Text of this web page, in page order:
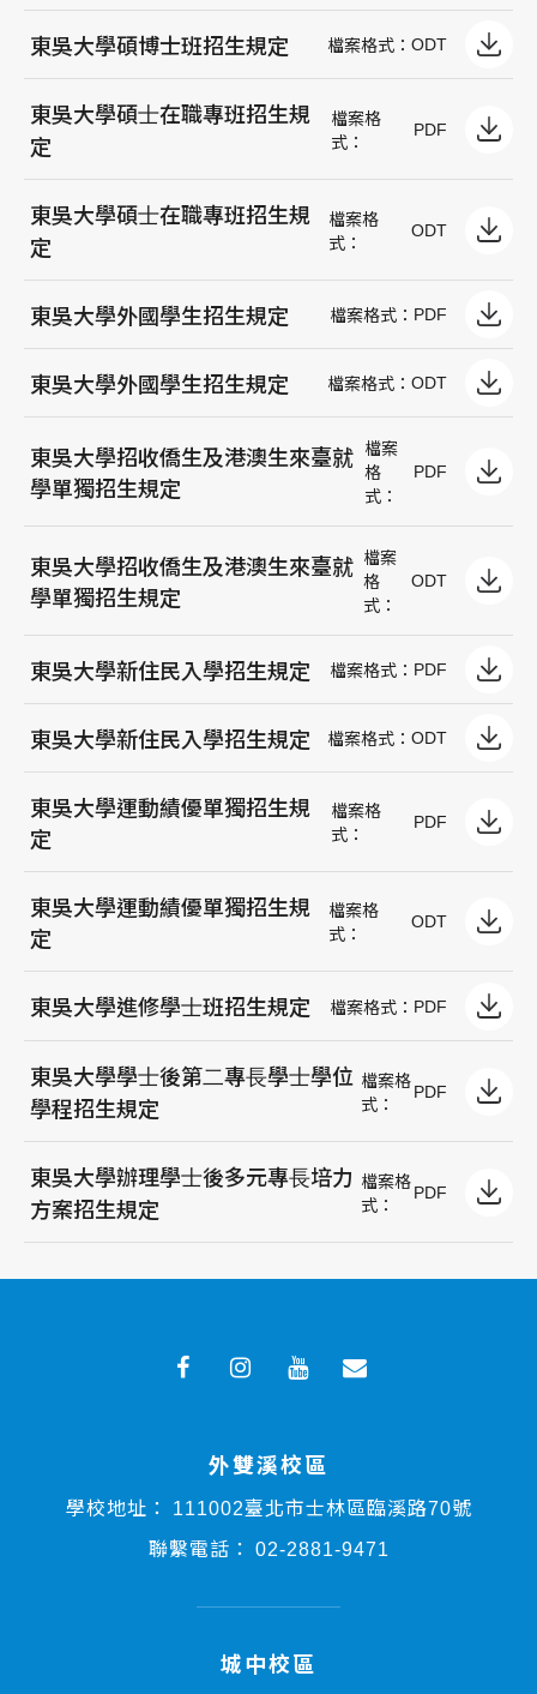
東吳⼤學碩博士班招⽣規定 檔案格式： ODT
東吳⼤學碩⼠在職專班招⽣規
定
檔案格
式：
PDF
東吳⼤學碩⼠在職專班招⽣規
定
檔案格
式：
ODT
東吳⼤學外國學⽣招⽣規定 檔案格式： PDF
東吳⼤學外國學⽣招⽣規定 檔案格式： ODT
東吳⼤學招收僑⽣及港澳⽣來臺就
學單獨招⽣規定
檔案
格
式：
PDF
東吳⼤學招收僑⽣及港澳⽣來臺就
學單獨招⽣規定
檔案
格
式：
ODT
東吳大學新住民入學招生規定 檔案格式： PDF
東吳大學新住民入學招生規定 檔案格式： ODT
東吳大學運動績優單獨招生規
定
檔案格
式：
PDF
東吳大學運動績優單獨招生規
定
檔案格
式：
ODT
東吳⼤學進修學⼠班招⽣規定 檔案格式： PDF
東吳⼤學學⼠後第⼆專⻑學⼠學位
學程招⽣規定
檔案格
式：
PDF
東吳⼤學辦理學⼠後多元專⻑培⼒
⽅案招⽣規定
檔案格
式：
PDF
外雙溪校區
學校地址：
111002臺北市士林區臨溪路70號
聯繫電話：
02-2881-9471
城中校區